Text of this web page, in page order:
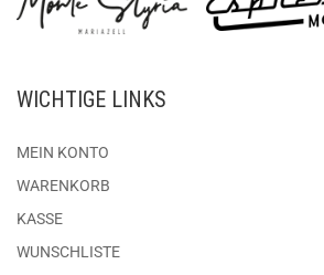
WICHTIGE LINKS
MEIN KONTO
WARENKORB
KASSE
WUNSCHLISTE